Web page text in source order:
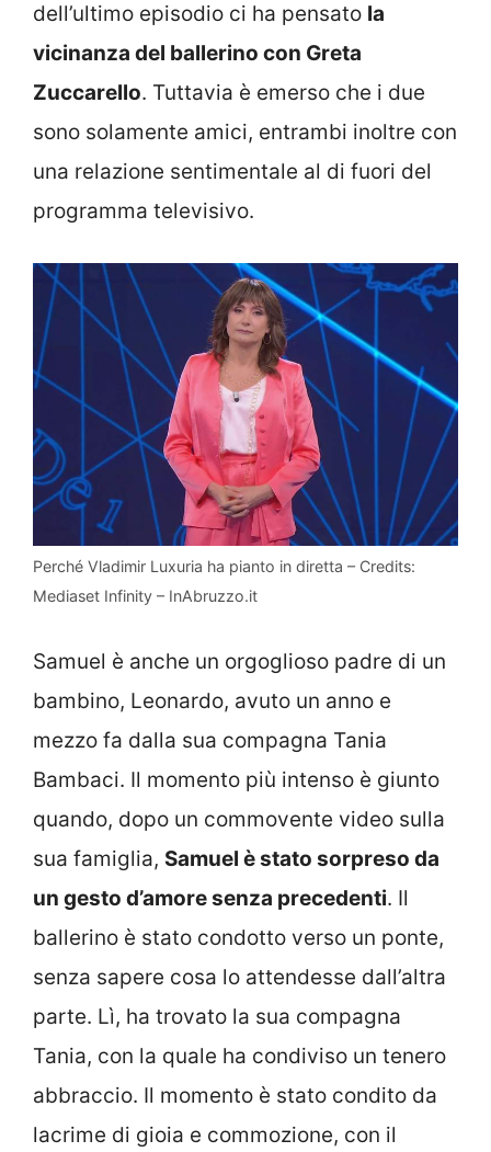
dell’ultimo episodio ci ha pensato la
vicinanza del ballerino con Greta
Zuccarello. Tuttavia è emerso che i due
sono solamente amici, entrambi inoltre con
una relazione sentimentale al di fuori del
programma televisivo.
Perché Vladimir Luxuria ha pianto in diretta – Credits:
Mediaset Infinity – InAbruzzo.it
Samuel è anche un orgoglioso padre di un
bambino, Leonardo, avuto un anno e
mezzo fa dalla sua compagna Tania
Bambaci. Il momento più intenso è giunto
quando, dopo un commovente video sulla
sua famiglia, Samuel è stato sorpreso da
un gesto d’amore senza precedenti. Il
ballerino è stato condotto verso un ponte,
senza sapere cosa lo attendesse dall’altra
parte. Lì, ha trovato la sua compagna
Tania, con la quale ha condiviso un tenero
abbraccio. Il momento è stato condito da
lacrime di gioia e commozione, con il